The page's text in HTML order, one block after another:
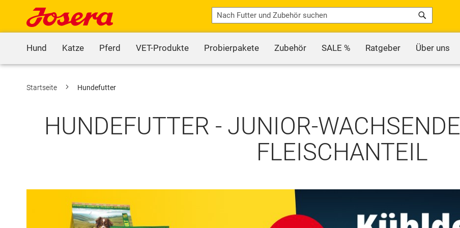
Search
Hund
Katze Pferd VET-Produkte Probierpakete Zubehör SALE % Ratgeber Über uns
Startseite Hundefutter
HUNDEFUTTER - JUNIOR-
FLEISCHANTEIL